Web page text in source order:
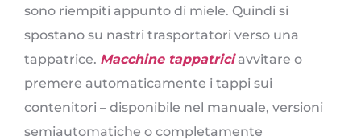
sono riempiti appunto di miele. Quindi si
spostano su nastri trasportatori verso una
tappatrice. Macchine tappatriciavvitare o
premere automaticamente i tappi sui
contenitori – disponibile nel manuale, versioni
semiautomatiche o completamente